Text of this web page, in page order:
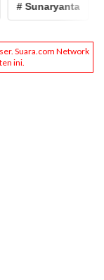
# Sunaryanta